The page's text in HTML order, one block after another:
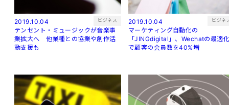
2019.10.04 ビジネス
テンセント・ミュージックが音楽事
業拡大へ 他業種との協業や創作活
動支援も
2019.10.04 ビジネ
マーケティング自動化の
「JINGdigital」、Wechatの最適
で顧客の会員数を40%増